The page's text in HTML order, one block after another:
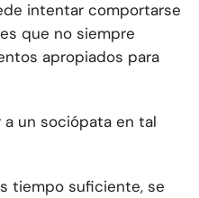
intentar comportarse
que no siempre
apropiados para
un sociópata en tal
tiempo suficiente, se